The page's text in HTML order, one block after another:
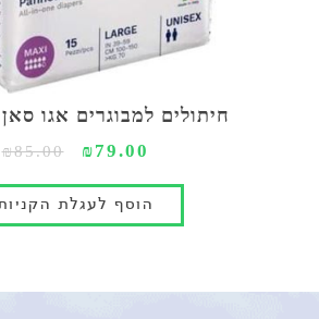
חיתולים למבוגרים אגו סאן L3 מקסי
₪79.00
₪85.00